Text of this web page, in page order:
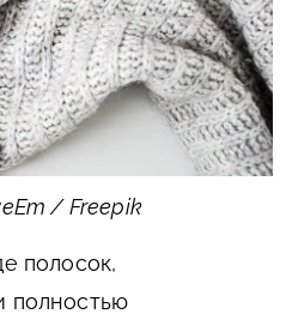
/ Freepik
полосок,
полностью